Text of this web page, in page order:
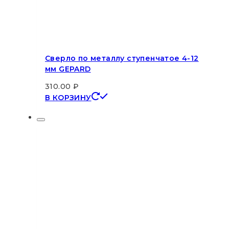
Сверло по металлу ступенчатое 4-12
мм GEPARD
310.00 ₽
В КОРЗИНУ